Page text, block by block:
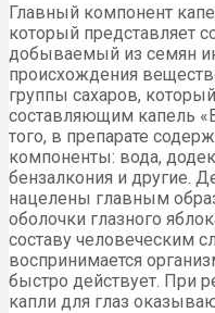
Главный компонент
который представляет
добываемый из семян
происхождения
группы сахаров,
составляющим капель
того, в препарате
компоненты: вода,
бензалкония и другие.
нацелены главным
оболочки глазного
составу человеческим
воспринимается
быстро действует. При
капли для глаз